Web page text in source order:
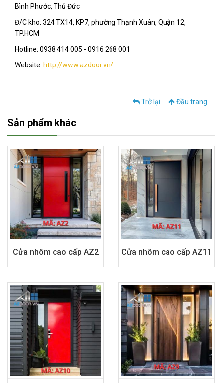
Bình Phước, Thủ Đức
Đ/C kho: 324 TX14, KP7, phường Thạnh Xuân, Quận 12,
TP.HCM
Hotline: 0938 414 005 - 0916 268 001
Website: http://www.azdoor.vn/
Trở lại Đầu trang
Sản phẩm khác
Cửa nhôm cao cấp AZ2 Cửa nhôm cao cấp AZ11